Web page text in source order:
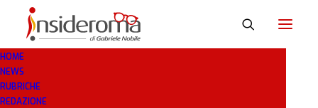
HOME
NEWS
RUBRICHE
REDAZIONE
ROBERTOMANCINI